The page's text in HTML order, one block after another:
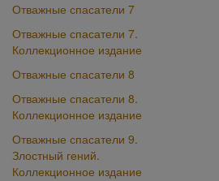
Отважные спасатели 7
Отважные спасатели 7.
Коллекционное издание
Отважные спасатели 8
Отважные спасатели 8.
Коллекционное издание
Отважные спасатели 9.
Злостный гений.
Коллекционное издание